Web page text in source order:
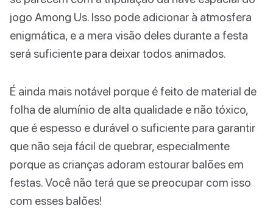
jogo Among Us. Isso pode adicionar à atmosfera
enigmática, e a mera visão deles durante a festa
será suficiente para deixar todos animados.
É ainda mais notável porque é feito de material de
folha de alumínio de alta qualidade e não tóxico,
que é espesso e durável o suficiente para garantir
que não seja fácil de quebrar, especialmente
porque as crianças adoram estourar balões em
festas. Você não terá que se preocupar com isso
com esses balões!